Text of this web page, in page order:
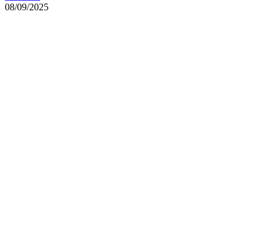
08/09/2025